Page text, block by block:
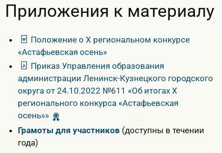
Приложения к материалу
Положение о X региональном конкурсе
«Астафьевская осень»
Приказ Управления образования
администрации Ленинск-Кузнецкого городского
округа от 24.10.2022 №611 «Об итогах Х
регионального конкурса «Астафьевская
осень»»
Грамоты для участников (доступны в течении
года)